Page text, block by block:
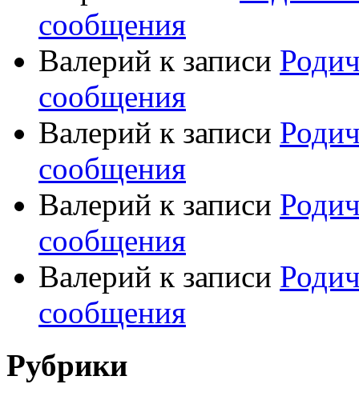
сообщения
Валерий к записи
сообщения
Валерий к записи
сообщения
Валерий к записи
сообщения
Валерий к записи
сообщения
Рубрики